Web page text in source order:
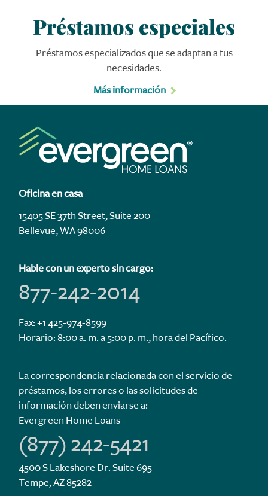
Préstamos especiales
Préstamos especializados que se adaptan a tus
necesidades.
Más información
Oficina en casa
15405 SE 37th Street, Suite 200
Bellevue, WA 98006
Hable con un experto sin cargo:
877-242-2014
Fax: +1 425-974-8599
Horario: 8:00 a. m. a 5:00 p. m., hora del Pacífico.
La correspondencia relacionada con el servicio de
préstamos, los errores o las solicitudes de
información deben enviarse a:
Evergreen Home Loans
(877) 242-5421
4500 S Lakeshore Dr. Suite 695
Tempe, AZ 85282